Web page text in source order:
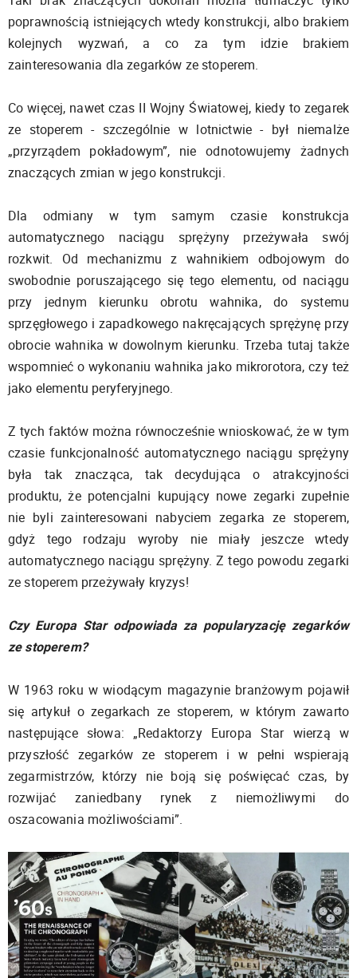
poprawnością istniejących wtedy konstrukcji, albo brakiem
kolejnych wyzwań, a co za tym idzie brakiem
zainteresowania dla zegarków ze stoperem.
Co więcej, nawet czas II Wojny Światowej, kiedy to zegarek
ze stoperem - szczególnie w lotnictwie - był niemalże
„przyrządem pokładowym”, nie odnotowujemy żadnych
znaczących zmian w jego konstrukcji.
Dla odmiany w tym samym czasie konstrukcja
automatycznego naciągu sprężyny przeżywała swój
rozkwit. Od mechanizmu z wahnikiem odbojowym do
swobodnie poruszającego się tego elementu, od naciągu
przy jednym kierunku obrotu wahnika, do systemu
sprzęgłowego i zapadkowego nakręcających sprężynę przy
obrocie wahnika w dowolnym kierunku. Trzeba tutaj także
wspomnieć o wykonaniu wahnika jako mikrorotora, czy też
jako elementu peryferyjnego.
Z tych faktów można równocześnie wnioskować, że w tym
czasie funkcjonalność automatycznego naciągu sprężyny
była tak znacząca, tak decydująca o atrakcyjności
produktu, że potencjalni kupujący nowe zegarki zupełnie
nie byli zainteresowani nabyciem zegarka ze stoperem,
gdyż tego rodzaju wyroby nie miały jeszcze wtedy
automatycznego naciągu sprężyny. Z tego powodu zegarki
ze stoperem przeżywały kryzys!
Czy Europa Star odpowiada za popularyzację zegarków
ze stoperem?
W 1963 roku w wiodącym magazynie branżowym pojawił
się artykuł o zegarkach ze stoperem, w którym zawarto
następujące słowa: „Redaktorzy Europa Star wierzą w
przyszłość zegarków ze stoperem i w pełni wspierają
zegarmistrzów, którzy nie boją się poświęcać czas, by
rozwijać zaniedbany rynek z niemożliwymi do
oszacowania możliwościami”.